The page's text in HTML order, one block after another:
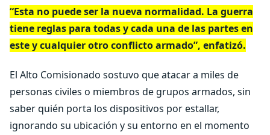
“Esta no puede ser la nueva normalidad. La guerra
tiene reglas para todas y cada una de las partes en
este y cualquier otro conflictoarmado”, enfatizó.
El Alto Comisionado sostuvo que atacar a miles de
personas civiles o miembros de grupos armados, sin
saber quién porta los dispositivos por estallar,
ignorando su ubicación y su entorno en el momento